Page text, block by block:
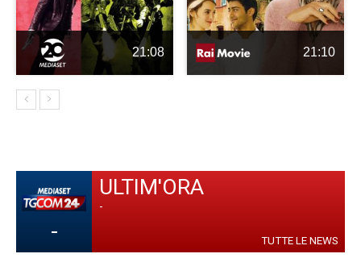
21:08 21:10
-
ULTIM'ORA
-
TUTTE LE NEWS